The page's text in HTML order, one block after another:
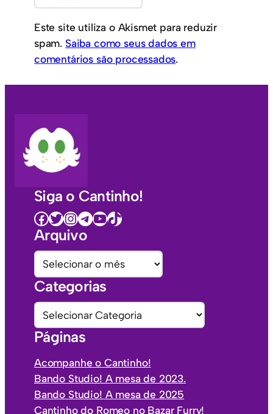
Este site utiliza o Akismet para reduzir
spam. Saiba como seus dados em
comentários são processados.
Siga o Cantinho!
Facebook Twitter InstagramTelegramYoutube TikTok
Arquivo
A
r
q
u
v
s
Categorias
C
a
t
e
g
o
Páginas
Acompanhe o Cantinho!
Bando Studio! A mesa de 2023.
Bando Studio! A mesa de 2025
Cantinho do Romeo no Bazar Furry!